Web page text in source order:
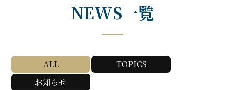
NEWS一覧
ALL
TOPICS
お知らせ